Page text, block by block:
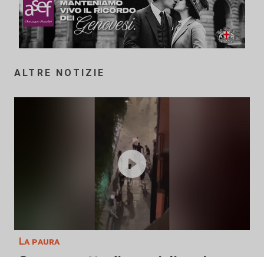
ALTRE NOTIZIE
La paura